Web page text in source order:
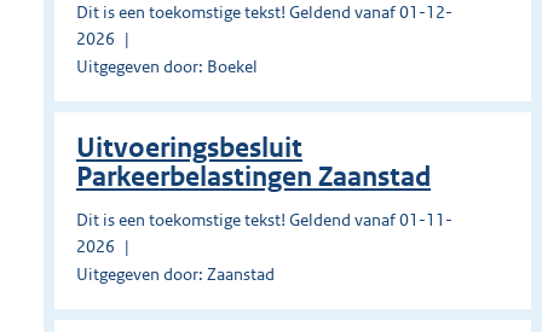
Dit is een toekomstige tekst! Geldend vanaf 01-12-
2026
Uitgegeven door: Boekel
Uitvoeringsbesluit
Parkeerbelastingen Zaanstad
Dit is een toekomstige tekst! Geldend vanaf 01-11-
2026
Uitgegeven door: Zaanstad